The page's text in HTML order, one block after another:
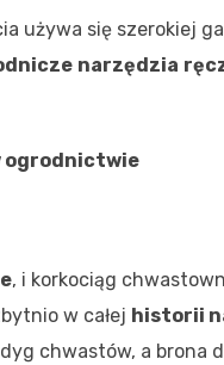
używa się szerokiej
narzędzia
ogrodnictwie
, i korkociąg
w całej historii
chwastów, a brona